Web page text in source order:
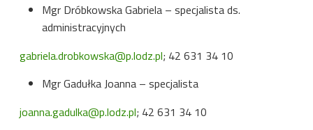
Mgr Dróbkowska Gabriela – specjalista ds.
administracyjnych
gabriela.drobkowska@p.lodz.pl; 42 631 34 10
Mgr Gadułka Joanna – specjalista
joanna.gadulka@p.lodz.pl; 42 631 34 10